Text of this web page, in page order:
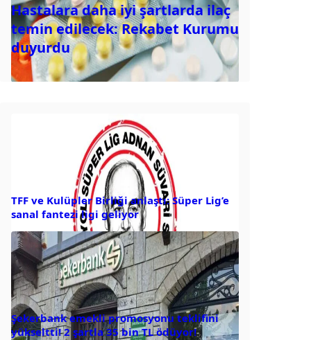
Hastalara daha iyi şartlarda ilaç
temin edilecek: Rekabet Kurumu
duyurdu
TFF ve Kulüpler Birliği anlaştı: Süper Lig’e
sanal fantezi ligi geliyor
Şekerbank emekli promosyonu teklifini
yükseltti! 2 şartla 35 bin TL ödüyor!